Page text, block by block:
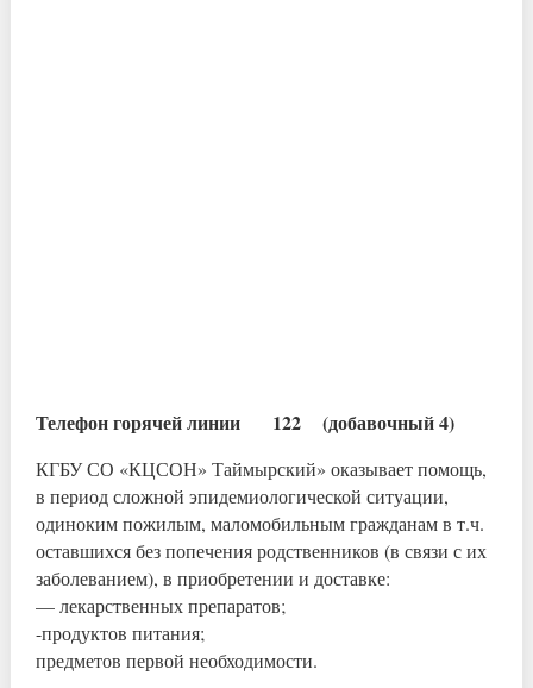
Телефон горячей линии 122 (добавочный 4)
КГБУ СО «КЦСОН» Таймырский» оказывает помощь,
в период сложной эпидемиологической ситуации,
одиноким пожилым, маломобильным гражданам в т.ч.
оставшихся без попечения родственников (в связи с их
заболеванием), в приобретении и доставке:
— лекарственных препаратов;
-продуктов питания;
предметов первой необходимости.